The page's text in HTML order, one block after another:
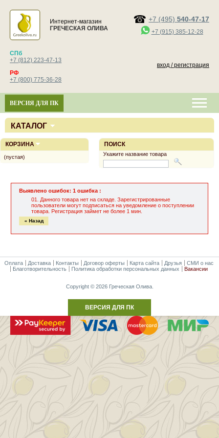
Интернет-магазин
ГРЕЧЕСКАЯ ОЛИВА
+7 (495) 540-47-17
+7 (915) 385-12-28
СПб
+7 (812) 223-47-13
РФ
+7 (800) 775-36-28
вход / регистрация
ВЕРСИЯ ДЛЯ ПК
КАТАЛОГ
Выявлено ошибок: 1 ошибка :
Данного товара нет на складе. Зарегистрированные
пользователи могут подписаться на уведомление о поступлении
товара. Регистрация займет не более 1 мин.
« Назад
ПОИСК
Укажите название товара
КОРЗИНА
(пустая)
Оплата Доставка Контакты Договор оферты Карта сайта Друзья
СМИ о нас
Благотворительность
Политика обработки персональных данных Вакансии
Copyright © 2026 Греческая Олива.
ВЕРСИЯ ДЛЯ ПК